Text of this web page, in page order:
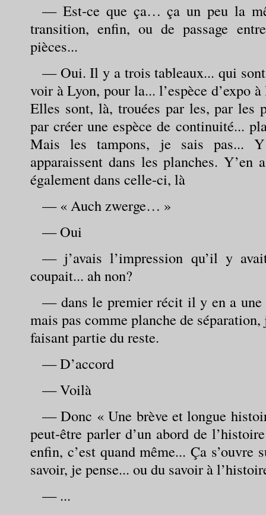
— Est-ce que ça… ça un peu la
transition, enfin, ou de passage
pièces...
— Oui. Il y a trois tableaux... qui
voir à Lyon, pour la... l’espèce d’expo
Elles sont, là, trouées par les, par les
par créer une espèce de continuité...
Mais les tampons, je sais pas...
apparaissent dans les planches.
également dans celle-ci, là
— « Auch zwerge… »
— Oui
— j’avais l’impression qu’il y
coupait... ah non?
— dans le premier récit il y en a une
mais pas comme planche de
faisant partie du reste.
— D’accord
— Voilà
— Donc « Une brève et longue
peut-être parler d’un abord de
enfin, c’est quand même... Ça
savoir, je pense... ou du savoir à
— ...